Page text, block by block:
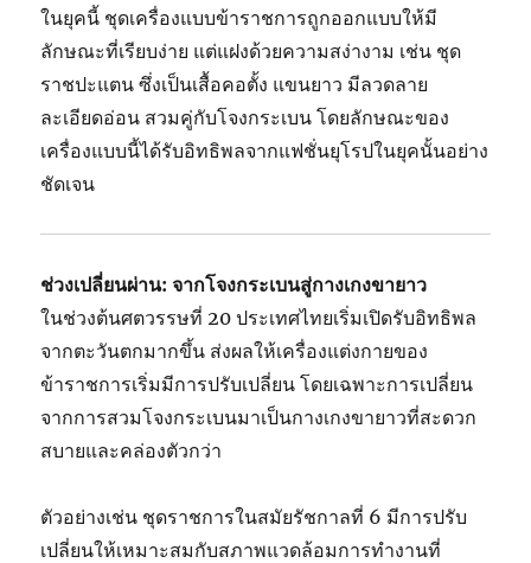
ในยุคนี้ ชุดเครื่องแบบข้าราชการถูกออกแบบให้มี
ลักษณะที่เรียบง่าย แต่แฝงด้วยความสง่างาม เช่น ชุด
ราชปะแตน ซึ่งเป็นเสื้อคอตั้ง แขนยาว มีลวดลาย
ละเอียดอ่อน สวมคู่กับโจงกระเบน โดยลักษณะของ
เครื่องแบบนี้ได้รับอิทธิพลจากแฟชั่นยุโรปในยุคนั้นอย่าง
ชัดเจน
ช่วงเปลี่ยนผ่าน: จากโจงกระเบนสู่กางเกงขายาว
ในช่วงต้นศตวรรษที่ 20 ประเทศไทยเริ่มเปิดรับอิทธิพล
จากตะวันตกมากขึ้น ส่งผลให้เครื่องแต่งกายของ
ข้าราชการเริ่มมีการปรับเปลี่ยน โดยเฉพาะการเปลี่ยน
จากการสวมโจงกระเบนมาเป็นกางเกงขายาวที่สะดวก
สบายและคล่องตัวกว่า
ตัวอย่างเช่น ชุดราชการในสมัยรัชกาลที่ 6 มีการปรับ
เปลี่ยนให้เหมาะสมกับสภาพแวดล้อมการทำงานที่